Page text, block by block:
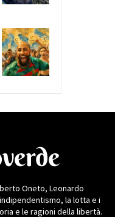
Oneto, Leonardo
la lotta e i
e le ragioni della libertà.